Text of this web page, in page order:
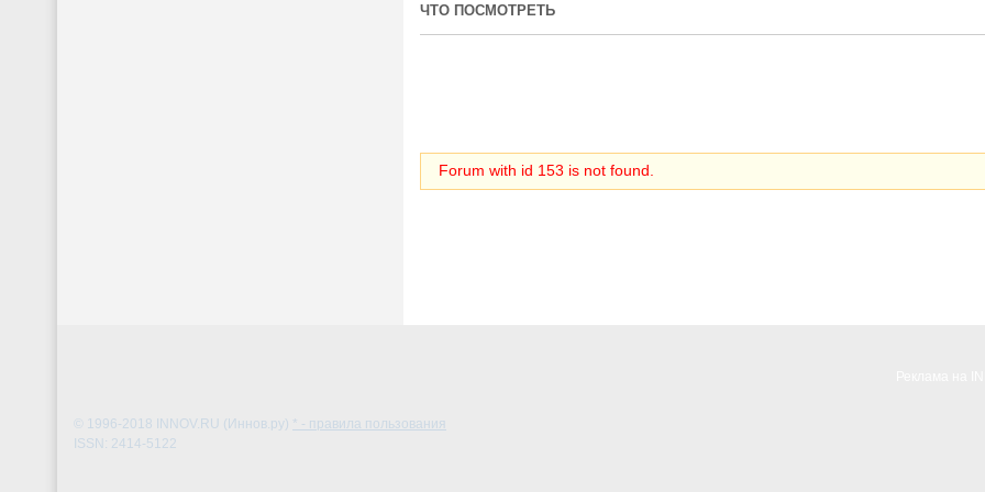
ЧТО ПОСМОТРЕТЬ
Forum with id 153 is not found.
© 1996-2018 INNOV.RU (Иннов.ру) * - правила пользования
ISSN: 2414-5122